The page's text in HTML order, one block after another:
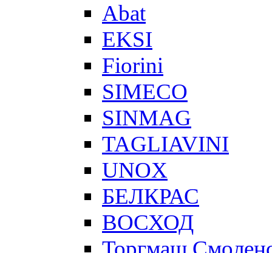
Abat
EKSI
Fiorini
SIMECO
SINMAG
TAGLIAVINI
UNOX
БЕЛКРАС
ВОСХОД